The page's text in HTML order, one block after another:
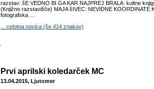
razstav: šE VEDNO BI GA KAR NAJPREJ BRALA: kultne
(Knjižno razstavišče) MAJA šIVEC: NEVIDNE KOORDINATE
fotografska ...
... celotna novica (še 414 znakov)
Prvi aprilski koledarček MC
13.04.2015, Ljutomer